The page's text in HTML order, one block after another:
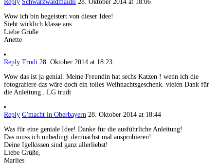
Reply Schwarzwaldmaidli 28. Oktober 2014 at 18:06
Wow ich bin begeistert von dieser Idee!
Sieht wirklich klasse aus.
Liebe Grüße
Anette
Reply Trudi 28. Oktober 2014 at 18:23
Wow das ist ja genial. Meine Freundin hat sechs Katzen ! wenn ich die
fotografiere das wäre doch ein tolles Weihnachtsgeschenk. vielen Dank für
die Anleitung . LG trudi
Reply G'macht in Oberbayern 28. Oktober 2014 at 18:44
Was für eine geniale Idee! Danke für die ausführliche Anleitung!
Das muss ich unbedingt demnächst mal ausprobieren!
Deine Igelkissen sind ganz allerliebst!
Liebe Grüße,
Marlies